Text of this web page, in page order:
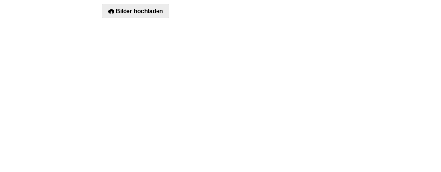
Bilder hochladen